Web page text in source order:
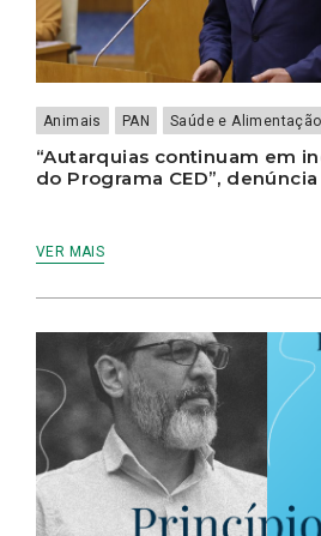
Animais PAN Saúde e Alimentação
“Autarquias continuam em
do Programa CED”, denúncia
VER MAIS